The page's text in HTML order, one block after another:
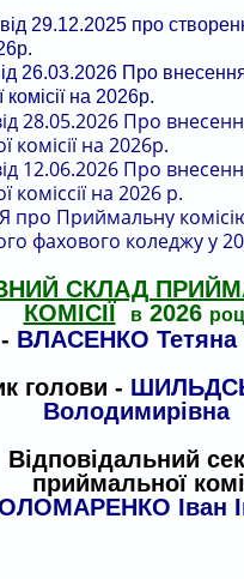
29.12.2025 про
26.03.2026 Про
на 2026р.
28.05.2026 Про
на 2026р.
12.06.2026 Про
на 2026 р.
Приймальну
фахового коледжу у
СКЛАД
КОМІСІЇ
в2026
ВЛАСЕНКО Тетяна
голови -
Володимирівна
Відповідальний
приймальної
Іван